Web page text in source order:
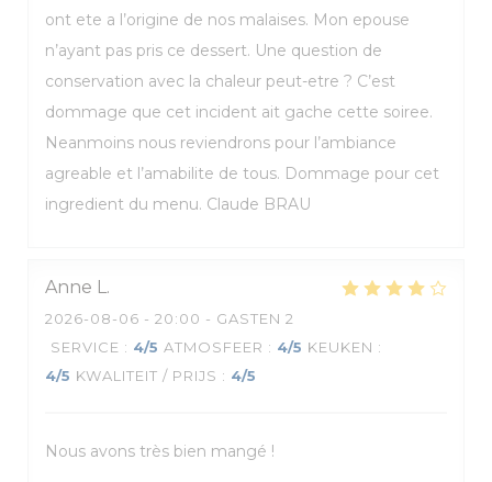
ont ete a l’origine de nos malaises. Mon epouse
n’ayant pas pris ce dessert. Une question de
conservation avec la chaleur peut-etre ? C’est
dommage que cet incident ait gache cette soiree.
Neanmoins nous reviendrons pour l’ambiance
agreable et l’amabilite de tous. Dommage pour cet
ingredient du menu. Claude BRAU
Anne L
2026-08-06 - 20:00 - GASTEN 2
SERVICE : 4/5 ATMOSFEER : 4/5 KEUKEN :
4/5 KWALITEIT / PRIJS : 4/5
Nous avons très bien mangé !